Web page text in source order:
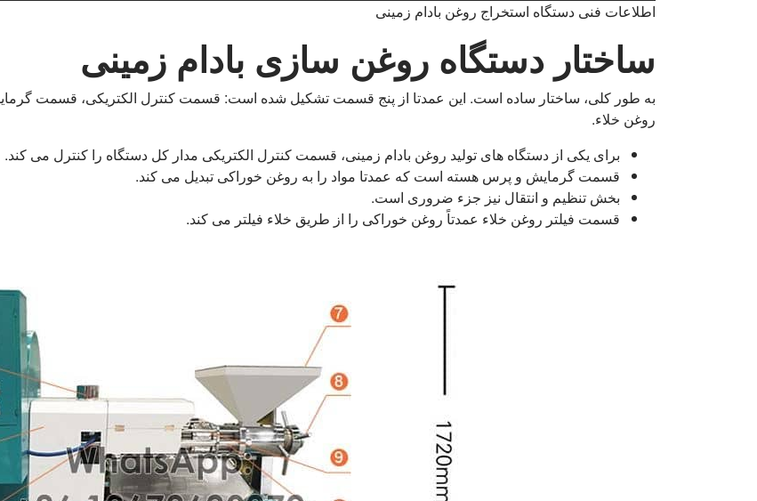
اطلاعات فنی دستگاه استخراج روغن بادام زمینی
ساختار دستگاه روغن سازی بادام زمینی
به طور کلی، ساختار ساده است. این عمدتا از پنج قسمت تشکیل شده است: قسمت کنترل الکتریکی، قسمت
روغن خلاء.
برای یکی از دستگاه های تولید روغن بادام زمینی، قسمت کنترل الکتریکی مدار کل دستگاه را کنترل می کند.
قسمت گرمایش و پرس هسته است که عمدتا مواد را به روغن خوراکی تبدیل می کند.
بخش تنظیم و انتقال نیز جزء ضروری است.
قسمت فیلتر روغن خلاء عمدتاً روغن خوراکی را از طریق خلاء فیلتر می کند.